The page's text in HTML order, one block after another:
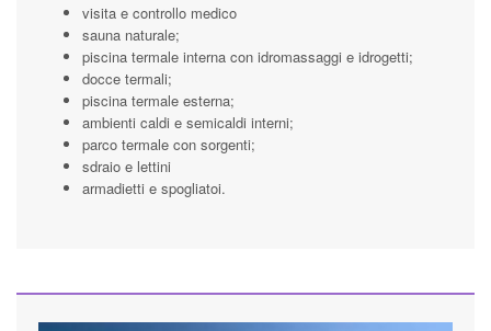
visita e controllo medico
sauna naturale;
piscina termale interna con idromassaggi e idrogetti;
docce termali;
piscina termale esterna;
ambienti caldi e semicaldi interni;
parco termale con sorgenti;
sdraio e lettini
armadietti e spogliatoi.